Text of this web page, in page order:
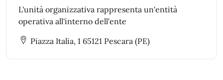
L'unità organizzativa rappresenta un'entità
operativa all'interno dell'ente
Piazza Italia, 1 65121 Pescara (PE)